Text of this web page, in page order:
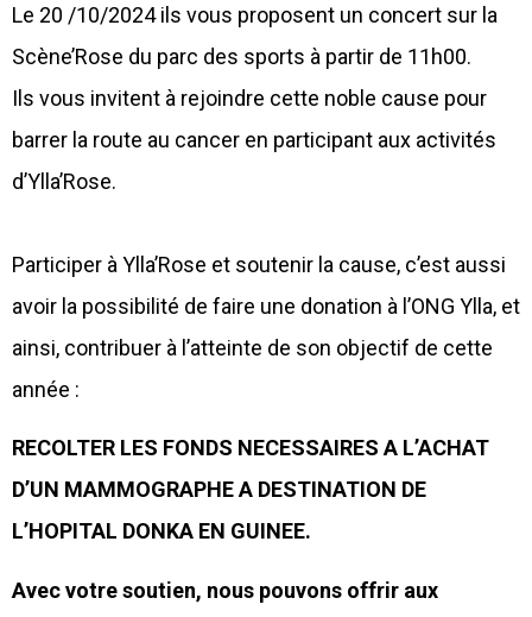
Le 20 /10/2024 ils vous proposent un concert sur la
Scène’Rose du parc des sports à partir de 11h00.
Ils vous invitent à rejoindre cette noble cause pour
barrer la route au cancer en participant aux activités
d’Ylla’Rose.
Participer à Ylla’Rose et soutenir la cause, c’est aussi
avoir la possibilité de faire une donation à l’ONG Ylla, et
ainsi, contribuer à l’atteinte de son objectif de cette
année :
RECOLTER LES FONDS NECESSAIRES A L’ACHAT
D’UN MAMMOGRAPHE A DESTINATION DE
L’HOPITAL DONKA EN GUINEE.
Avec votre soutien, nous pouvons offrir aux